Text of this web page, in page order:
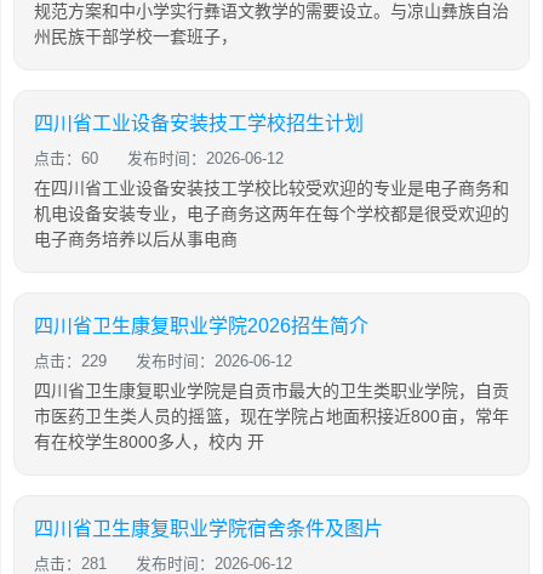
规范方案和中小学实行彝语文教学的需要设立。与凉山彝族自治
州民族干部学校一套班子，
四川省工业设备安装技工学校招生计划
点击：60 发布时间：2026-06-12
在四川省工业设备安装技工学校比较受欢迎的专业是电子商务和
机电设备安装专业，电子商务这两年在每个学校都是很受欢迎的
电子商务培养以后从事电商
四川省卫生康复职业学院2026招生简介
点击：229 发布时间：2026-06-12
四川省卫生康复职业学院是自贡市最大的卫生类职业学院，自贡
市医药卫生类人员的摇篮，现在学院占地面积接近800亩，常年
有在校学生8000多人，校内 开
四川省卫生康复职业学院宿舍条件及图片
点击：281 发布时间：2026-06-12